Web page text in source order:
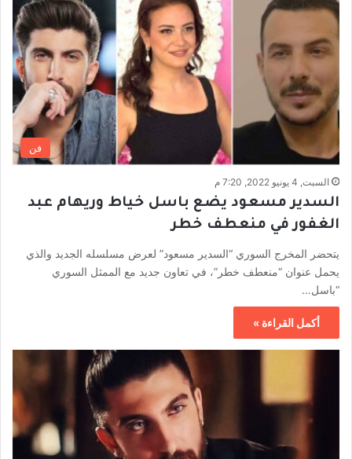
فن
السبت, 4 يونيو 2022, 7:20 م
السدير مسعود يضع باسل خياط وريهام عبد
الغفور في منعطف خطر
يتحضر المخرج السوري “السدير مسعود” لعرض مسلسله الجديد والذي
يحمل عنوان “منعطف خطر”، في تعاون جديد مع الممثل السوري
“باسل…
أكمل القراءة »